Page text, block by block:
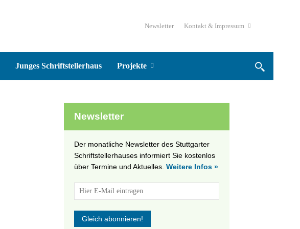
Newsletter Kontakt & Impressum
Junges Schriftstellerhaus Projekte
Newsletter
Der monatliche Newsletter des Stuttgarter
Schriftstellerhauses informiert Sie kostenlos
über Termine und Aktuelles. Weitere Infos »